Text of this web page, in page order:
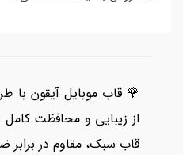
🌹 قاب موبایل آیقون با
از زیبایی و محافظت
قاب سبک، مقاوم در